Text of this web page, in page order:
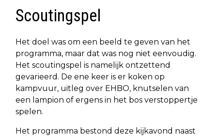
Scoutingspel
Het doel was om een beeld te geven van het
programma, maar dat was nog niet eenvoudig.
Het scoutingspel is namelijk ontzettend
gevarieerd. De ene keer is er koken op
kampvuur, uitleg over EHBO, knutselen van
een lampion of ergens in het bos verstoppertje
spelen.
Het programma bestond deze kijkavond naast